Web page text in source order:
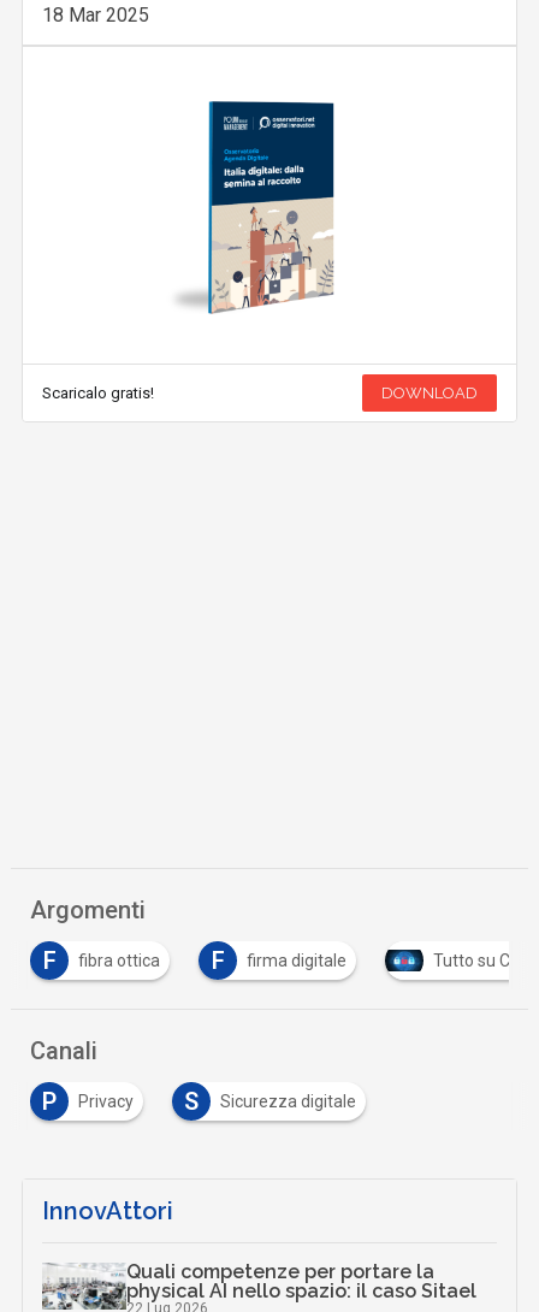
18 Mar 2025
Scaricalo gratis! DOWNLOAD
Argomenti
F firma digitale Tutto su Cyber Security
Canali
P
Privacy S Sicurezza digitale
InnovAttori
Quali competenze per portare la
physical AI nello spazio: il caso Sitael
22 Lug 2026